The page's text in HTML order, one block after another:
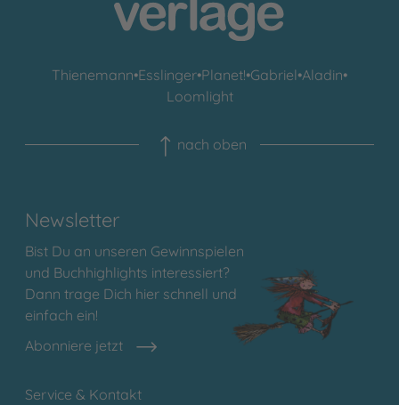
Thienemann•Esslinger•Planet!•Gabriel•Aladin•
Loomlight
nach oben
Newsletter
Bist Du an unseren Gewinnspielen
und Buchhighlights interessiert?
Dann trage Dich hier schnell und
einfach ein!
Abonniere jetzt
Service & Kontakt